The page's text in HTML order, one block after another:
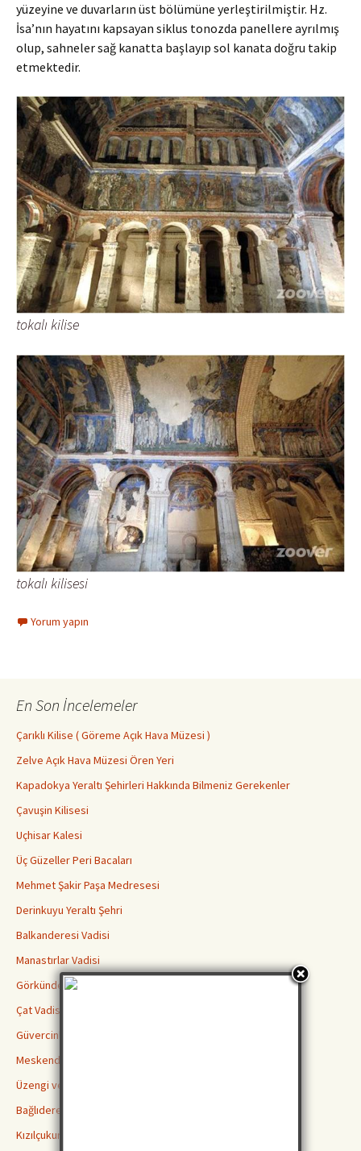
yüzeyine ve duvarların üst bölümüne yerleştirilmiştir. Hz.
İsa’nın hayatını kapsayan siklus tonozda panellere ayrılmış
olup, sahneler sağ kanatta başlayıp sol kanata doğru takip
etmektedir.
tokalı kilise
tokalı kilisesi
Yorum yapın
En Son İncelemeler
Çarıklı Kilise ( Göreme Açık Hava Müzesi )
Zelve Açık Hava Müzesi Ören Yeri
Kapadokya Yeraltı Şehirleri Hakkında Bilmeniz Gerekenler
Çavuşin Kilisesi
Uçhisar Kalesi
Üç Güzeller Peri Bacaları
Mehmet Şakir Paşa Medresesi
Derinkuyu Yeraltı Şehri
Balkanderesi Vadisi
Manastırlar Vadisi
Görkündere Vadisi
Çat Vadisi
Güvercinlik Vadisi
Meskendir Vadisi
Üzengi ve Gomeda Vadileri
Bağlıdere Aşk Vadisi
Kızılçukur Vadisi Ortahisar